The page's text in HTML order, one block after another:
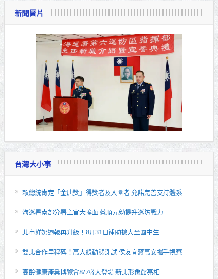
新聞圖片
台灣大小事
賴總統肯定「金唐獎」得獎者及入圍者 允諾完善支持體系
海巡署南部分署主官大換血 蔡順元勉提升巡防戰力
北市鮮奶週報再升級！8月31日補助擴大至國中生
雙北合作里程碑！萬大線動態測試 侯友宜蔣萬安攜手視察
高齡健康產業博覽會8/7盛大登場 新北形象館亮相